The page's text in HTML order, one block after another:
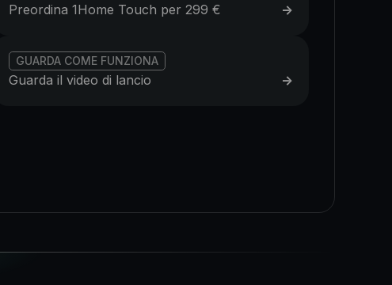
Preordina 1Home Touch per 299 € ->
GUARDA COME FUNZIONA
Guarda il video di lancio ->